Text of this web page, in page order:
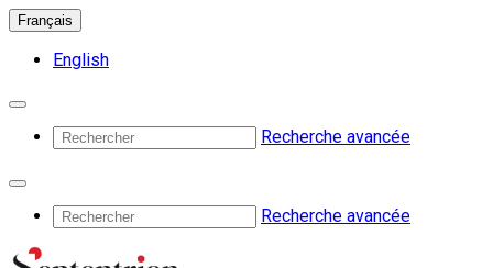
Français
English
Recherche avancée
Recherche avancée